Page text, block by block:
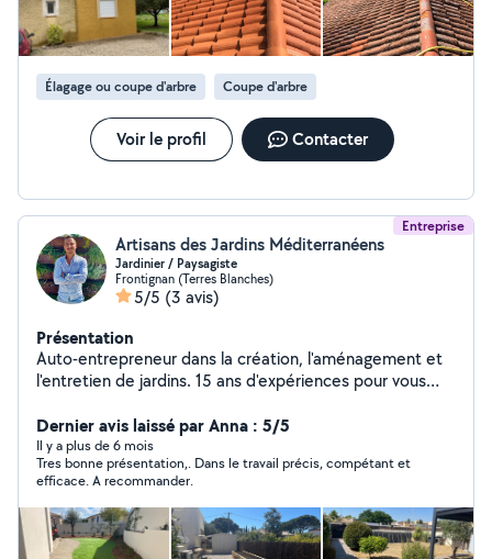
Élagage ou coupe d'arbre Coupe d'arbre
Voir le profil Contacter
Entreprise
Artisans des Jardins Méditerranéens
Jardinier / Paysagiste
Frontignan (Terres Blanches)
5/5 (3 avis)
Présentation
Auto-entrepreneur dans la création, l'aménagement et
l'entretien de jardins. 15 ans d'expériences pour vous
extérieurs. Et je vous propose de bénéficier 50% de
crédit d'impôt et grâce au programme de l'URSSAF à
l'Avance Immédiate de Crédit d'Impôts ! En passant par
moi vous avez la possibilité d'entretenir et aménager vos
extérieurs sans vous ruiner. Faites des économies !
Contactez-moi pour discuter de votre projet !
Dernier avis laissé par Anna : 5/5
Il y a plus de 6 mois
Tres bonne présentation,. Dans le travail précis, compétant et
efficace. A recommander.